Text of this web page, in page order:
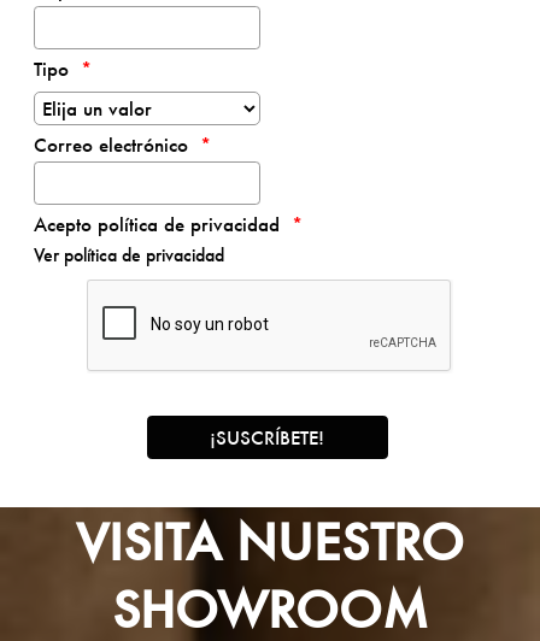
Tipo
Correo electrónico
Acepto política de privacidad
Ver política de privacidad
VISITA NUESTRO
SHOWROOM